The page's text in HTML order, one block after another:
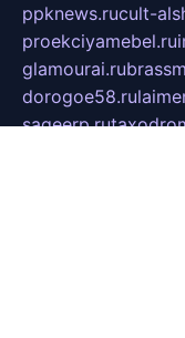
ppknews.rucult-
proekciyamebel.ru
glamourai.ru
dorogoe58.ru
sageerp.ru